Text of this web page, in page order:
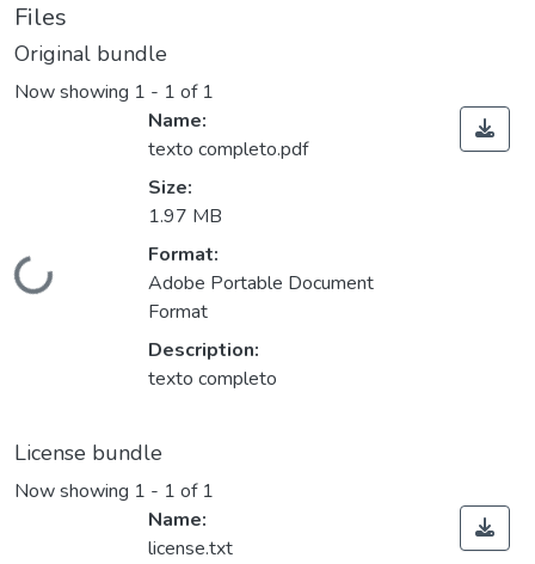
Files
Original bundle
Now showing 1 - 1 of 1
Loading...
Name:
texto completo.pdf
Size:
1.97 MB
Format:
Adobe Portable Document
Format
Description:
texto completo
License bundle
Now showing 1 - 1 of 1
Name:
license.txt